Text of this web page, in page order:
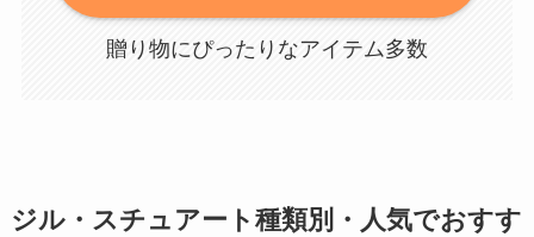
贈り物にぴったりなアイテム多数
ジル・スチュアート種類別・人気でおすす